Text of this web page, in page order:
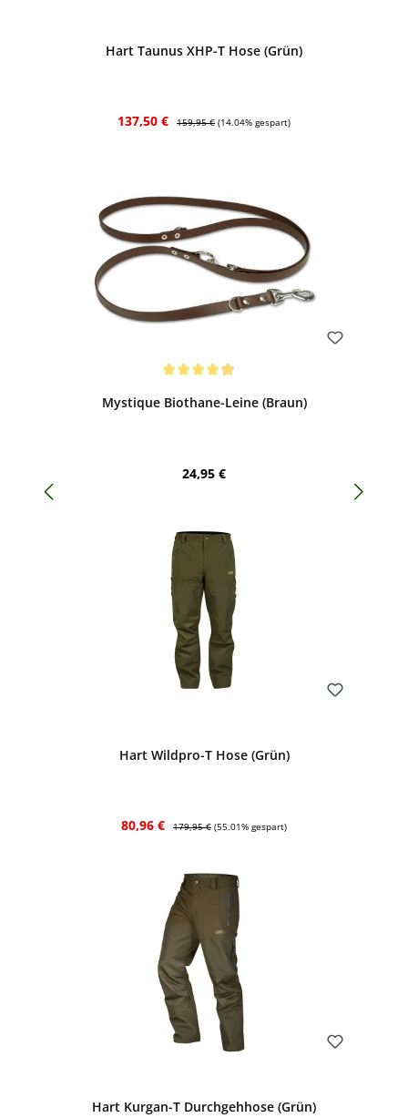
Hart Taunus XHP-T Hose (Grün)
Verkaufspreis:
137,50 € Regulärer Preis:
159,95 € (14.04% gespart)
Mystique Biothane-Leine (Braun)
Regulärer Preis:
24,95 €
Hart Wildpro-T Hose (Grün)
Verkaufspreis:
80,96 € Regulärer Preis:
179,95 € (55.01% gespart)
Hart Kurgan-T Durchgehhose (Grün)